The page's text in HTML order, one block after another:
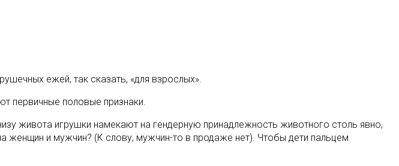
ежей, так сказать, «для взрослых».
первичные половые признаки.
живота игрушки намекают на гендерную принадлежность животного столь явно,
женщин и мужчин? (К слову, мужчин-то в продаже нет). Чтобы дети пальцем